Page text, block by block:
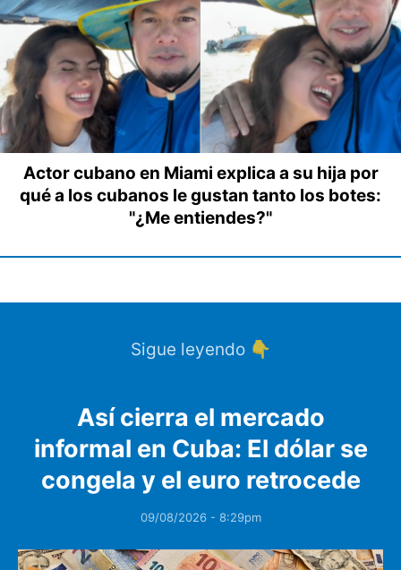
Actor cubano en Miami explica a su hija por
qué a los cubanos le gustan tanto los botes:
"¿Me entiendes?"
Sigue leyendo 👇